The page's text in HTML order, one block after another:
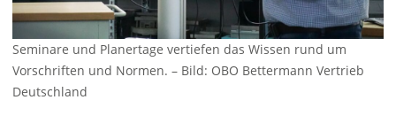
Seminare und Planertage vertiefen das Wissen rund um
Vorschriften und Normen. – Bild: OBO Bettermann Vertrieb
Deutschland